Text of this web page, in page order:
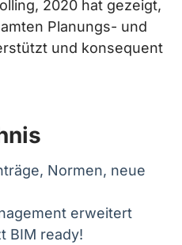
2020 hat gezeigt,
Planungs- und
und konsequent
Normen, neue
erweitert
BIM ready!